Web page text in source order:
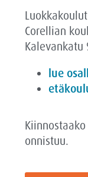
Corellian
Kalevankatu
lue
onnistuu.